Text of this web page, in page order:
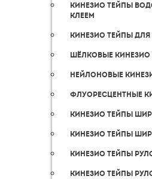
Кинезио тейпы
клеем
Кинезио тейпы
Шёлковые кинезио
Нейлоновые
Флуоресцентные
Кинезио тейпы
Кинезио тейпы
Кинезио тейпы
Кинезио тейпы